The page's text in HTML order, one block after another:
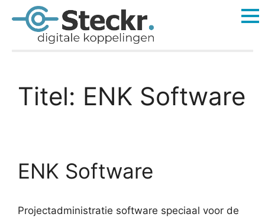
Titel: ENK Software
ENK Software
Projectadministratie software speciaal voor de